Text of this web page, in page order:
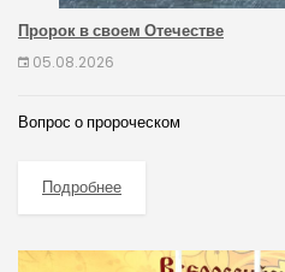
Пророк в своем Отечестве
05.08.2026
Вопрос о пророческом
Подробнее